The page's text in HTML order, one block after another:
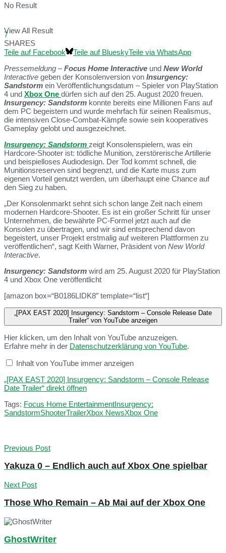
No Result
View All Result
7
SHARES
Teile auf Facebook
Teile auf BlueskyTeile via WhatsApp
Pressemeldung –Focus Home Interactive und New World
Interactive geben der Konsolenversion von Insurgency:
Sandstorm ein Veröffentlichungsdatum – Spieler von PlayStation
4 und Xbox One dürfen sich auf den 25. August 2020 freuen.
Insurgency: Sandstorm konnte bereits eine Millionen Fans auf
dem PC begeistern und wurde mehrfach für seinen Realismus,
die intensiven Close-Combat-Kämpfe sowie sein kooperatives
Gameplay gelobt und ausgezeichnet.
Insurgency: Sandstorm zeigt Konsolenspielern, was ein
Hardcore-Shooter ist: tödliche Munition, zerstörerische Artillerie
und beispielloses Audiodesign. Der Tod kommt schnell, die
Munitionsreserven sind begrenzt, und die Karte muss zum
eigenen Vorteil genutzt werden, um überhaupt eine Chance auf
den Sieg zu haben.
„Der Konsolenmarkt sehnt sich schon lange Zeit nach einem
modernen Hardcore-Shooter. Es ist ein großer Schritt für unser
Unternehmen, die bewährte PC-Formel jetzt auch auf die
Konsolen zu übertragen, und wir sind entsprechend davon
begeistert, unser Projekt erstmalig auf weiteren Plattformen zu
veröffentlichen“, sagt Keith Warner, Präsident von New World
Interactive.
Insurgency: Sandstorm wird am 25. August 2020 für PlayStation
4 und Xbox One veröffentlicht
[amazon box=“B0186LIDK8″ template=“list“]
„[PAX EAST 2020] Insurgency: Sandstorm – Console Release Date
Trailer“ von YouTube anzeigen
Hier klicken, um den Inhalt von YouTube anzuzeigen.
Erfahre mehr in der Datenschutzerklärung von YouTube.
Inhalt von YouTube immer anzeigen
„[PAX EAST 2020] Insurgency: Sandstorm – Console Release
Date Trailer“ direkt öffnen
Tags: Focus Home EntertainmentInsurgency:
SandstormShooterTrailerXbox NewsXbox One
Previous Post
Yakuza 0 – Endlich auch auf Xbox One spielbar
Next Post
Those Who Remain – Ab Mai auf der Xbox One
GhostWriter